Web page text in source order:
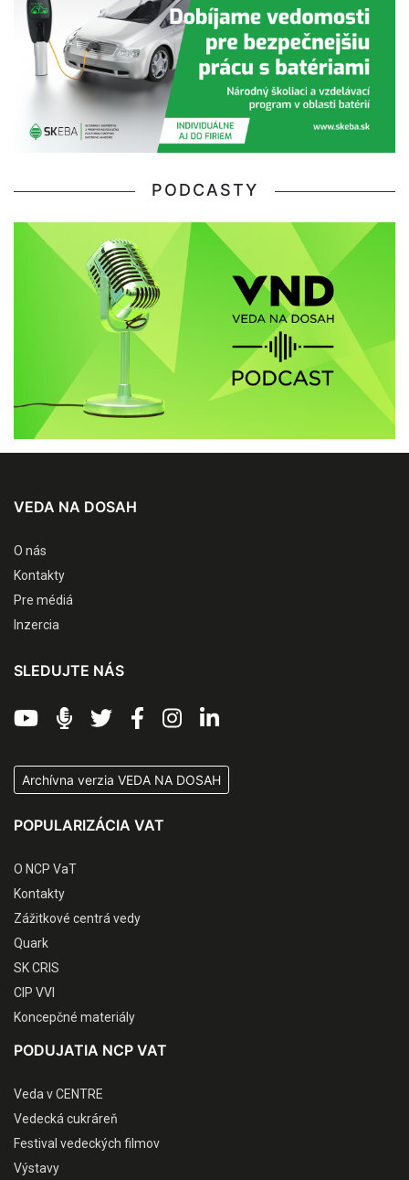
PODCASTY
VEDA NA DOSAH
O nás
Kontakty
Pre médiá
Inzercia
SLEDUJTE NÁS
Archívna verzia VEDA NA DOSAH
POPULARIZÁCIA VAT
O NCP VaT
Kontakty
Zážitkové centrá vedy
Quark
SK CRIS
CIP VVI
Koncepčné materiály
PODUJATIA NCP VAT
Veda v CENTRE
Vedecká cukráreň
Festival vedeckých filmov
Výstavy